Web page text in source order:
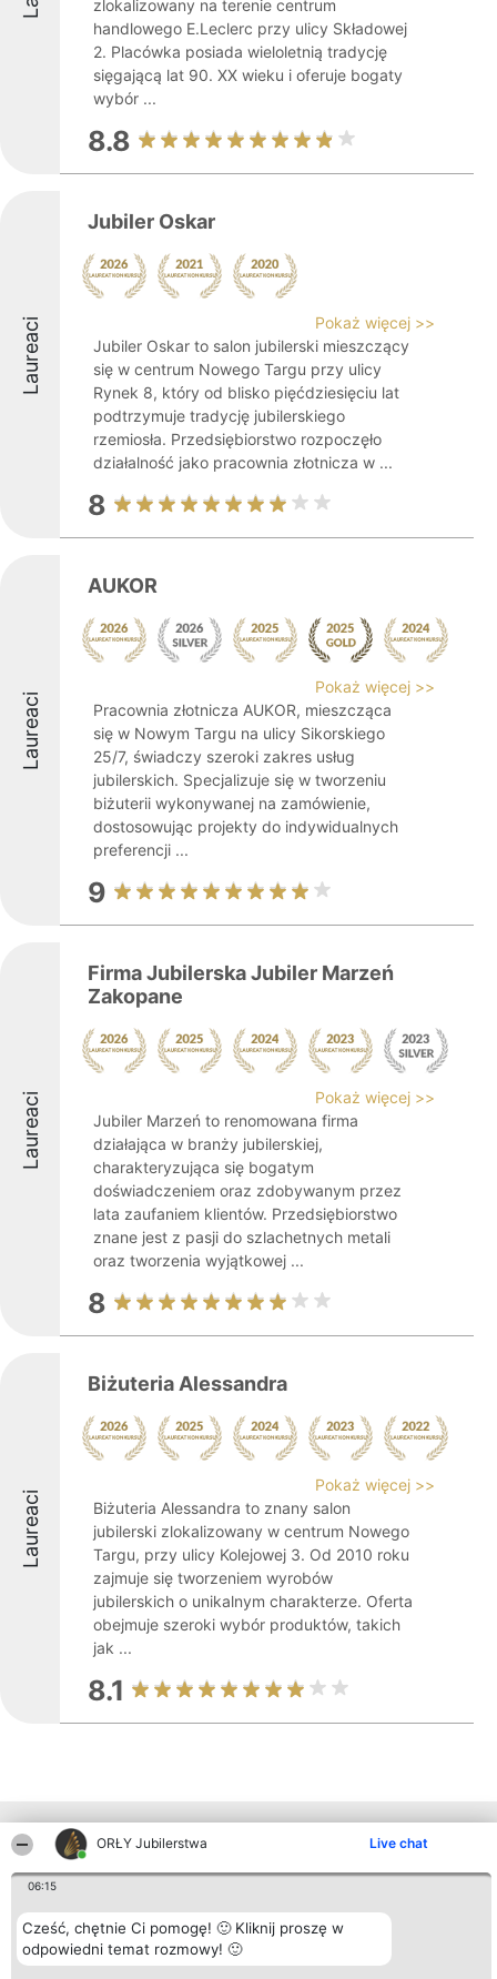
ORŁY Jubilerstwa Live chat
06:15
Cześć, chętnie Ci pomogę! 🙂 Kliknij proszę w
odpowiedni temat rozmowy! 🙂
zlokalizowany na terenie centrum
handlowego E.Leclerc przy ulicy Składowej
2. Placówka posiada wieloletnią tradycję
sięgającą lat 90. XX wieku i oferuje bogaty
wybór ...
8.8
Laureaci
Jubiler Oskar
Pokaż więcej >>
Jubiler Oskar to salon jubilerski mieszczący
się w centrum Nowego Targu przy ulicy
Rynek 8, który od blisko pięćdziesięciu lat
podtrzymuje tradycję jubilerskiego
rzemiosła. Przedsiębiorstwo rozpoczęło
działalność jako pracownia złotnicza w ...
8
Laureaci
AUKOR
Pokaż więcej >>
Pracownia złotnicza AUKOR, mieszcząca
się w Nowym Targu na ulicy Sikorskiego
25/7, świadczy szeroki zakres usług
jubilerskich. Specjalizuje się w tworzeniu
biżuterii wykonywanej na zamówienie,
dostosowując projekty do indywidualnych
preferencji ...
9
Laureaci
Firma Jubilerska Jubiler Marzeń
Zakopane
Pokaż więcej >>
Jubiler Marzeń to renomowana firma
działająca w branży jubilerskiej,
charakteryzująca się bogatym
doświadczeniem oraz zdobywanym przez
lata zaufaniem klientów. Przedsiębiorstwo
znane jest z pasji do szlachetnych metali
oraz tworzenia wyjątkowej ...
8
Laureaci
Biżuteria Alessandra
Pokaż więcej >>
Biżuteria Alessandra to znany salon
jubilerski zlokalizowany w centrum Nowego
Targu, przy ulicy Kolejowej 3. Od 2010 roku
zajmuje się tworzeniem wyrobów
jubilerskich o unikalnym charakterze. Oferta
obejmuje szeroki wybór produktów, takich
jak ...
8.1
Inne firmy z województwa
Organizator plebiscytu
Bright Side Solutions sp. z o.
o. sp. k.
ul. Ruska 22
Plebiscyt
Laureaci
Lista
wszystkich
Kontakt
Kontakt